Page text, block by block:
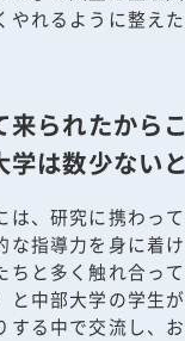
れるように整え
られたから
は数少ない
研究に携わっ
指導力を身に着
と多く触れ合っ
中部大学の学
る中で交流し、